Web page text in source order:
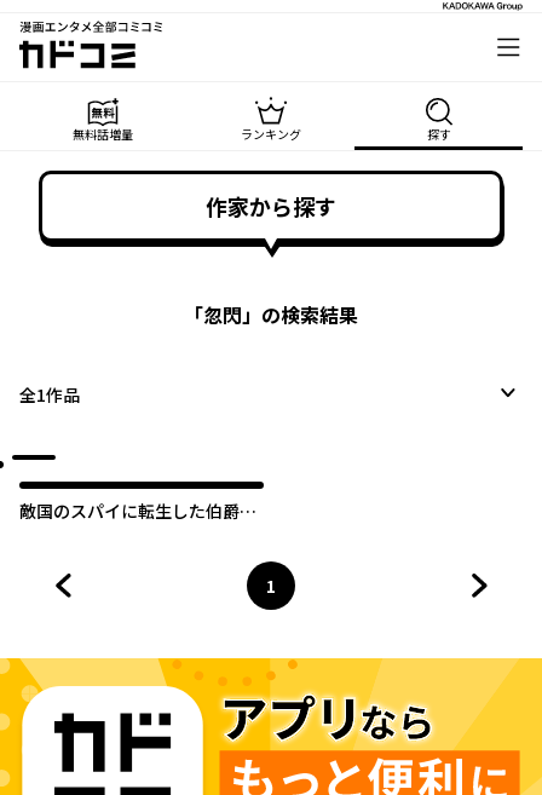
漫画エンタメ全部コミコミ
カドコミ
無料話増量 ランキング 探す
作家から探す
「忽閃」の検索結果
全1作品
敵国のスパイに転生した伯爵令
ページ
1
へ